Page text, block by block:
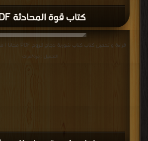
كتاب قوة المحادثة PDF
قراءة و تحميل كتاب كتاب شوربة دجاج للروح PDF مجانا | مكتبة >
التحميل : مرة/مرات